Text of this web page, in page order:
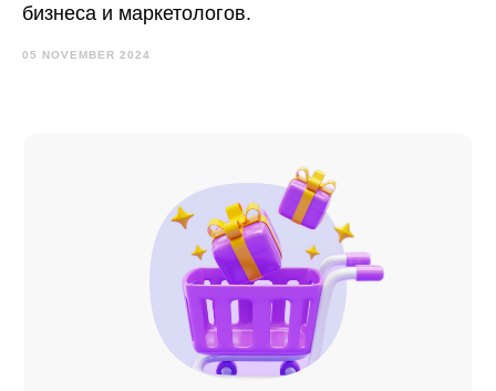
бизнеса и маркетологов.
05 NOVEMBER 2024